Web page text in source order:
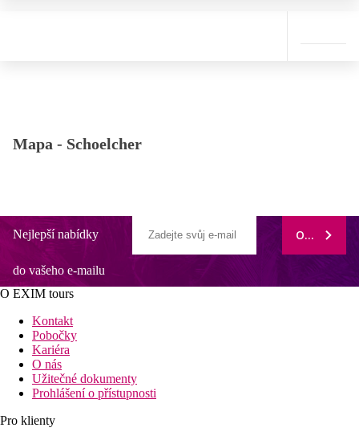
Mapa - Schoelcher
Nejlepší nabídky
do vašeho e-mailu
ODEBÍRAT
O EXIM tours
Kontakt
Pobočky
Kariéra
O nás
Užitečné dokumenty
Prohlášení o přístupnosti
Pro klienty